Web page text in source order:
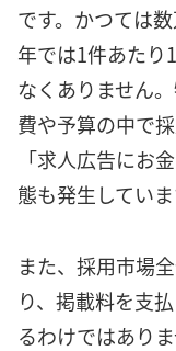
です。かつては
年では1件あたり
なくありません
費や予算の中で
「求人広告にお
態も発生していま
また、採用市場
り、掲載料を支
るわけではあり